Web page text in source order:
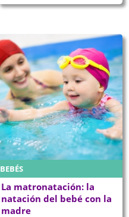
BEBÉS
La matronatación: la
natación del bebé con la
madre